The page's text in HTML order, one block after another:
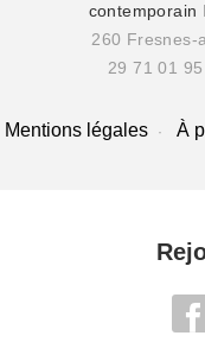
contemporain
260 Fresnes-
29 71 01 95
Mentions légales À